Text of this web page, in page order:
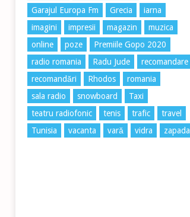
Garajul Europa Fm
Grecia
iarna
imagini
impresii magazin
muzica
online
poze
Premiile Gopo 2020
radio romania
Radu Jude
recomandare
recomandări
Rhodos
romania
sala radio
snowboard
Taxi
teatru radiofonic
tenis trafic
travel
Tunisia
vacanta vară vidra zapada